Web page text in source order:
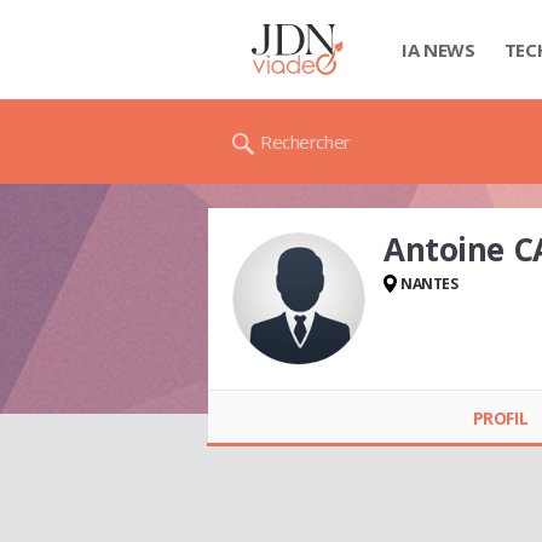
IA NEWS
Rechercher
Antoine
NANTES
PROFIL